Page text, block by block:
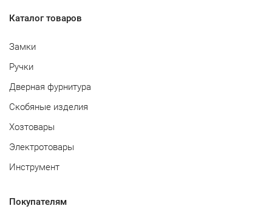
Каталог товаров
Замки
Ручки
Дверная фурнитура
Скобяные изделия
Хозтовары
Электротовары
Инструмент
Покупателям